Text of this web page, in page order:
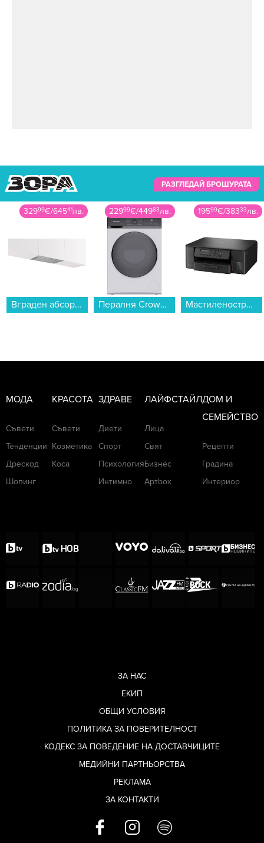
РАЗГЛЕДАЙ БРОШУРАТА
32999€/64541лв.
Вграден абсорбатор Bosch DLN56AC50...
22999€/44983лв.
Пералня Crown CWM80J12BLDC , 1200 об./мин., 8.00 kg, A...
19599€/38333лв.
Мастиленоструен принтер Brother DCP-T530DW , Мастиленоструйна...
МОДА
Съвети
Тенденции
Дрескод
Шопинг
КРАСОТА
Съвети
Козметика
Коса
ЗДРАВЕ
Диети
Спорт
Психология
Интимно
ЛАЙФСТАЙЛ
Лица
Свят
Бизнес
Артbox
ДОМ И
СЕМЕЙСТВО
Рецепти
Градина
Интериор
ЗА НАС
ЕКИП
ОБЩИ УСЛОВИЯ
ПОЛИТИКА ЗА ПОВЕРИТЕЛНОСТ
КОДЕКС ЗА ПОВЕДЕНИЕ НА ДОСТАВЧИЦИТЕ
МЕДИЙНИ ПАРТНЬОРСТВА
РЕКЛАМА
ЗА КОНТАКТИ